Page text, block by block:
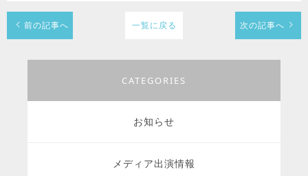
一覧に戻る
前の記事へ 次の記事へ
CATEGORIES
お知らせ
メディア出演情報